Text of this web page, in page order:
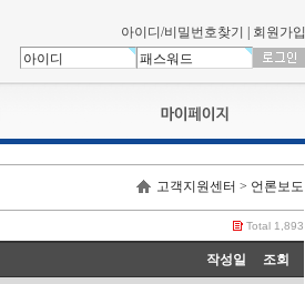
아이디/비밀번호찾기 회원가입
나의신청내역
교육영상강의실
회원정보
나의 신청비
고객지원센터 > 언론보도
Total 1,893
작성일 조회